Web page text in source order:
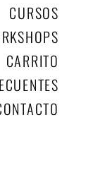
CURSOS
CARRITO